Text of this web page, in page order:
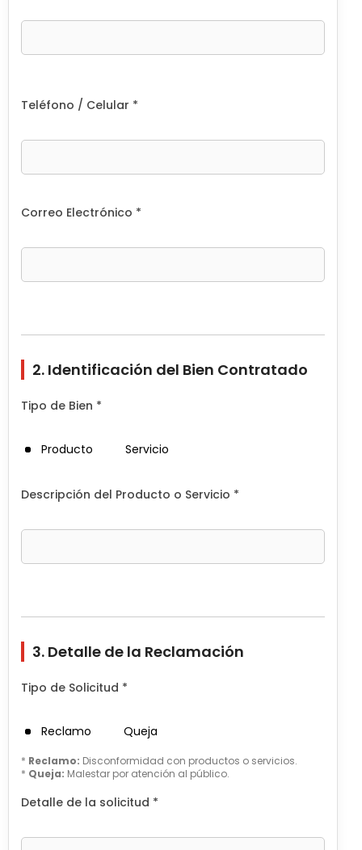
Teléfono / Celular *
Correo Electrónico *
2. Identificación del Bien Contratado
Tipo de Bien *
Producto Servicio
Descripción del Producto o Servicio *
3. Detalle de la Reclamación
Tipo de Solicitud *
Reclamo Queja
* Reclamo: Disconformidad con productos o servicios.
* Queja: Malestar por atención al público.
Detalle de la solicitud *